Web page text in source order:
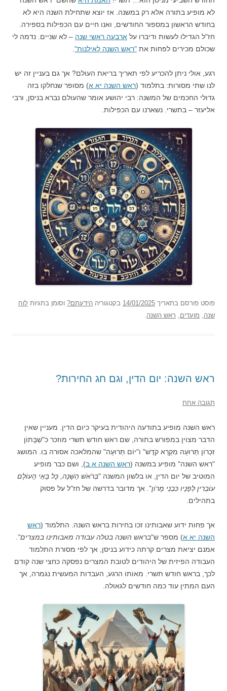
לא מופיע בתורה אלא רק במשנה. אז יוצא שתחילת השנה היא לא
בחודש הראשון במספור החודשים, ואנו חיים עם הכפילות בספירה.
חז"ל הגדילו לעשות ודיברו על ארבעה ראשי שנה – לא שניים. נדמה לי
שכולם מכירים לפחות את "ראש השנה לאילנות"
רגע, אולי ניתן להכריע לפי תאריך בריאת העולם? אך גם בעניין זה יש
לנו שתי מסורות: בתלמוד (ראש השנה יא א) מסופר שנחלקו בזה
גדולי החכמים של המשנה: רבי יהושע אומר שהעולם נברא בניסן, ורבי
אליעזר – בתשרי. נשארנו עם הכפילות.
פוסט פורסם בתאריך 14/01/2025 בקטגוריה הידעתם? וסומן בתגיות לוח
שנה
מועדים ראש השנה
ראש השנה: יום הדין, וגם חג החירות?
תגובה אחת
ראש השנה מופיע בתודעה היהודית בעיקר כיום הדין. מעניין שאין
הדבר מצוין במפורש בתורה, שם ראש חודש תשרי מוזכר כ"שַׁבָּתוֹן
זִכְרוֹן תְּרוּעָה מִקְרָא קֹדֶשׁ" ו"יוֹם תְּרוּעָה" שהמלאכה אסורה בו. המושג
"ראש השנה" מופיע במשנה (ראש השנה א ב), ושם כבר מופיע
המוטיב של יום הדין, או בלשון המשנה "בְּרֹאשׁ הַשָּׁנָה, כָּל בָּאֵי הָעוֹלָם
עוֹבְרִין לְפָנָיו כִּבְנֵי מָרוֹן". אך מדובר בדרשה של חז"ל על פסוק
בתהילים.
אך פחות ידוע שאבותינו זכו בחירות בראש השנה. התלמוד (ראש
השנה יא א) מספר ש"בראש השנה בטלה עבודה מאבותינו במצרים"
אמנם יציאת מצרים קרתה כידוע בניסן, אך לפי מסורת התלמוד
העבודה הפיזית של היהודים לטובת המצרים נפסקה כחצי שנה קודם
לכך, בראש חודש תשרי. מאותו הרגע, העבדות המעשית נגמרה, אך
העם המתין עוד כמה חודשים לגאולה.